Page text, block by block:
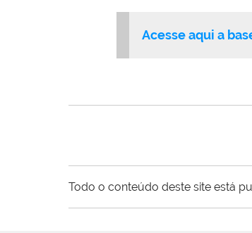
Acesse aqui a
Todo o conteúdo deste site está